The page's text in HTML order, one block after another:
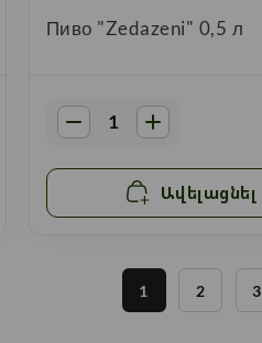
Пиво "Zedazeni" 0,5 л
Ավելացնել
1 2 3